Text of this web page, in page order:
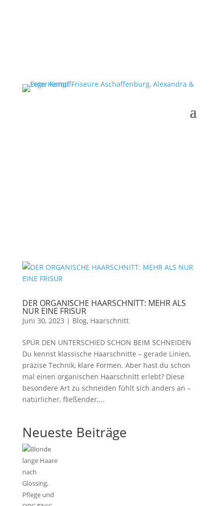
DER ORGANISCHE HAARSCHNITT: MEHR ALS
NUR EINE FRISUR
Juni 30, 2023 | Blog, Haarschnitt
SPÜR DEN UNTERSCHIED SCHON BEIM SCHNEIDEN
Du kennst klassische Haarschnitte – gerade Linien,
präzise Technik, klare Formen. Aber hast du schon
mal einen organischen Haarschnitt erlebt? Diese
besondere Art zu schneiden fühlt sich anders an –
natürlicher, fließender,...
Neueste Beiträge